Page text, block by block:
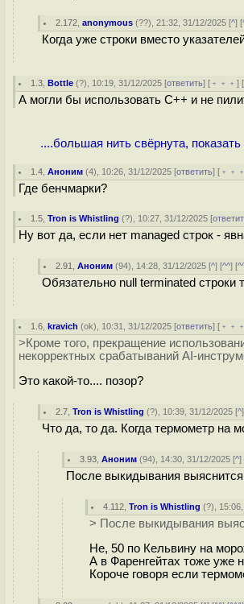
2.172 ,anonymous (??), 21:32, 31/12/2025 [^] [
Когда уже строки вместо
1.3 ,Bottle (?), 10:19, 31/12/2025 [ответить] [ ﹢﹢﹢] [
А могли бы использовать C++ и не
....большая нить свёрнута, показать
1.4 ,Аноним (4), 10:26, 31/12/2025 [ответить] [
Где бенчмарки?
1.5 ,Tron is Whistling (?), 10:27, 31/12/2025 [
Ну вот да, если нет managed строк -
2.91 ,Аноним (94), 14:28, 31/12/2025 [^] [^^] [
Обязательно null terminated строки
1.6 ,kravich (ok), 10:31, 31/12/2025 [ответить] [
>Кроме того, прекращение
некорректных срабатываний AI-
Это какой-то.... позор?
2.7 ,Tron is Whistling (?), 10:39, 31/12/2025 [^
Что да, то да. Когда термометр на
3.93 ,Аноним (94), 14:30, 31/12/2025 [^]
После выкидывания
4.112 ,Tron is Whistling (?),
> После выкидывания
Не, 50 по Кельвину на
А в Фаренгейтах тоже уже
Короче говоря если